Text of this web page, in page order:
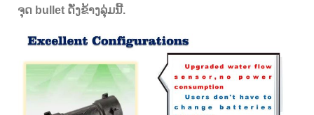
ຈຸດ bullet ດັ່ງຂ້າງລຸ່ມນີ້.